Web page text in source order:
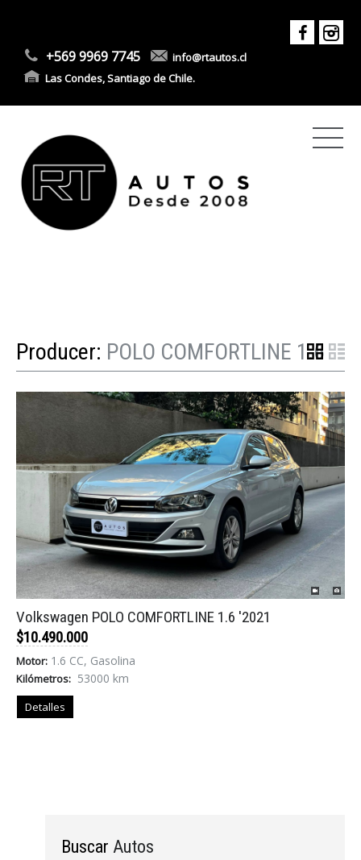
+569 9969 7745
info@rtautos.cl
Las Condes, Santiago de Chile.
Producer: POLO COMFORTLINE 1.6
Volkswagen POLO COMFORTLINE 1.6 '2021
$10.490.000
Motor: 1.6 CC, Gasolina
Kilómetros: 53000 km
Detalles
Buscar Autos